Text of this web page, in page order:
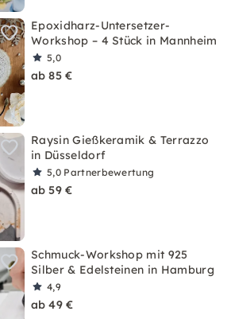
Epoxidharz-Untersetzer-
Workshop – 4 Stück in Mannheim
5,0
ab 85 €
Raysin Gießkeramik & Terrazzo
in Düsseldorf
5,0 Partnerbewertung
ab 59 €
Schmuck-Workshop mit 925
Silber & Edelsteinen in Hamburg
4,9
ab 49 €